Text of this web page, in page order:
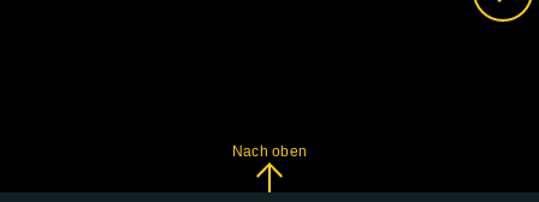
Nach oben